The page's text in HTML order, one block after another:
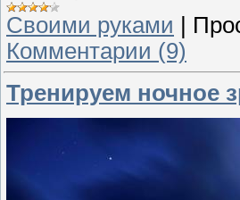
Своими руками
Комментарии (9)
Тренируем ночное